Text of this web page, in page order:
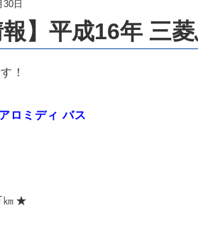
30日
報】平成16年 三
！
ロミディ バス
㎞★